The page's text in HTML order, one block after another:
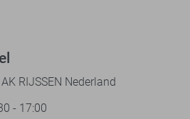
RIJSSEN Nederland
- 17:00